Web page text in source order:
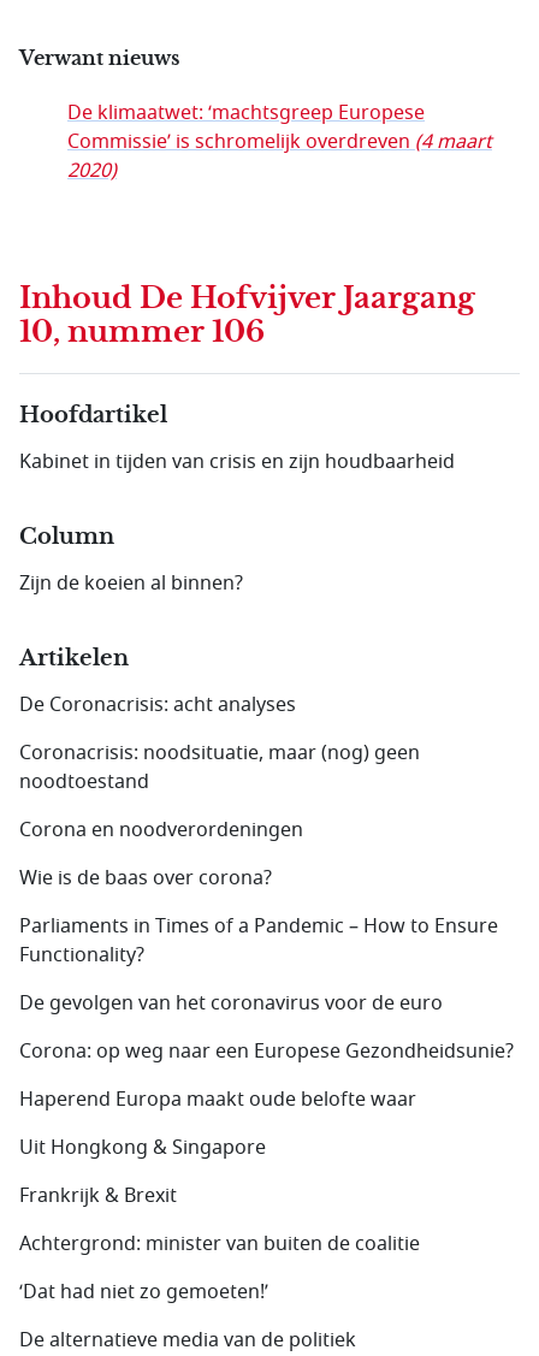
Verwant nieuws
De klimaatwet: ‘machtsgreep Europese
Commissie’ is schromelijk overdreven (4 maart
2020)
Inhoud De Hofvijver Jaargang
10, nummer 106
Hoofdartikel
Kabinet in tijden van crisis en zijn houdbaarheid
Column
Zijn de koeien al binnen?
Artikelen
De Coronacrisis: acht analyses
Coronacrisis: noodsituatie, maar (nog) geen
noodtoestand
Corona en noodverordeningen
Wie is de baas over corona?
Parliaments in Times of a Pandemic – How to Ensure
Functionality?
De gevolgen van het coronavirus voor de euro
Corona: op weg naar een Europese Gezondheidsunie?
Haperend Europa maakt oude belofte waar
Uit Hongkong & Singapore
Frankrijk & Brexit
Achtergrond: minister van buiten de coalitie
‘Dat had niet zo gemoeten!’
De alternatieve media van de politiek